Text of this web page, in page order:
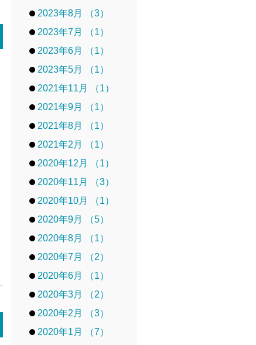
2023年8月 （3）
2023年7月 （1）
2023年6月 （1）
2023年5月 （1）
2021年11月 （1）
2021年9月 （1）
2021年8月 （1）
2021年2月 （1）
2020年12月 （1）
2020年11月 （3）
2020年10月 （1）
2020年9月 （5）
2020年8月 （1）
2020年7月 （2）
2020年6月 （1）
2020年3月 （2）
2020年2月 （3）
2020年1月 （7）